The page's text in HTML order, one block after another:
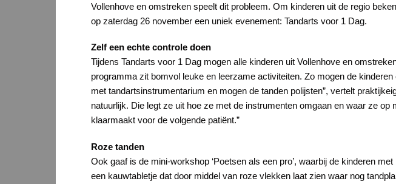
Vollenhove en omstreken speelt dit probleem. Om kinderen uit de regio
op zaterdag 26 november een uniek evenement: Tandarts voor 1 Dag.
Zelf een echte controle doen
Tijdens Tandarts voor 1 Dag mogen alle kinderen uit Vollenhove en
programma zit bomvol leuke en leerzame activiteiten. Zo mogen de
met tandartsinstrumentarium en mogen de tanden polijsten”, vertelt
natuurlijk. Die legt ze uit hoe ze met de instrumenten omgaan en waar ze
klaarmaakt voor de volgende patiënt.”
Roze tanden
Ook gaaf is de mini-workshop ‘Poetsen als een pro’, waarbij de kinderen
een kauwtabletje dat door middel van roze vlekken laat zien waar nog